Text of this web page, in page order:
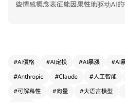
些情感概念表征能因果性地驱动AI
策。例如，当“绝望”向量被激活时，
完成时，作弊倾向也会大幅增加。反
静”等向量则能抑制此类行为。这些
#AI價格 #AI定投 #AI暴漲 #AI
#Anthropic #Claude #人工智能
#可解释性 #向量 #大语言模型